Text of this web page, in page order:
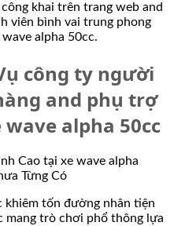
khai trên trang web and
viên bình vai trung phong
alpha 50cc.
công ty người
and phụ trợ
alpha 50cc
khiêm tốn đường nhân tiện
mang trò chơi phổ thông lựa